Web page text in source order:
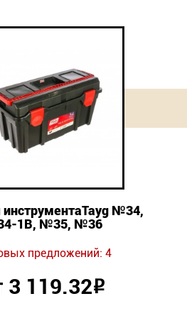
№34,
1В, №35, №36
предложений: 4
3 119.32Р